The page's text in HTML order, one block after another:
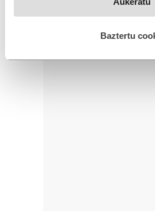
fitxategiak erabiltzen ditu. Zure
esplizitua ematen diguzu.
Baztertu